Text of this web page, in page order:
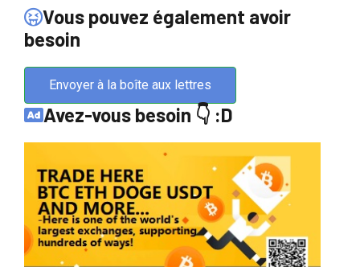
Vous pouvez également avoir
besoin
Envoyer à la boîte aux lettres
Avez-vous besoin 👇 :D